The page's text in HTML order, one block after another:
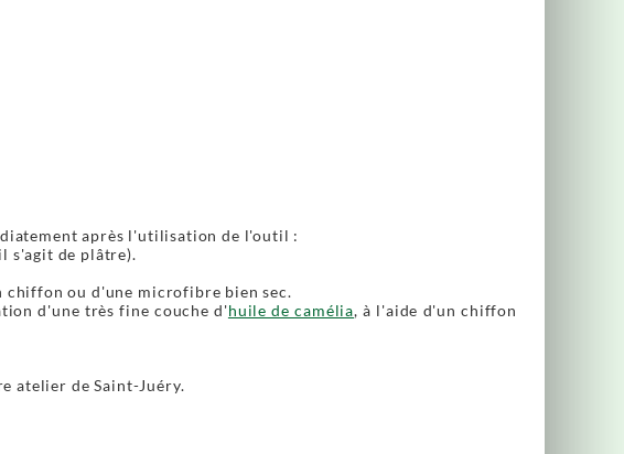
après l'utilisation de l'outil :
s'agit de plâtre).
ou d'une microfibre bien sec.
d'une très fine couche d'huile de camélia, à l'aide d'un chiffon
atelier de Saint-Juéry.